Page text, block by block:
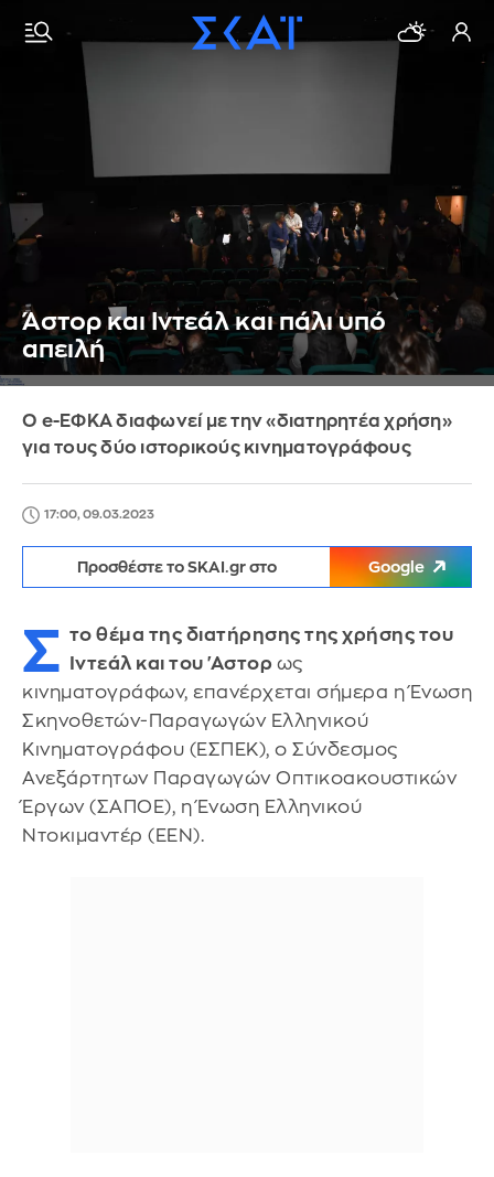
Άστορ και Ιντεάλ και πάλι υπό
απειλή
Ο e-ΕΦΚΑ διαφωνεί με την «διατηρητέα χρήση»
για τους δύο ιστορικούς κινηματογράφους
17:00, 09.03.2023
Προσθέστε το SKAI.gr στο Google
Σ το θέμα της διατήρησης της χρήσης του
Ιντεάλ και του 'Αστορ ως
κινηματογράφων, επανέρχεται σήμερα η Ένωση
Σκηνοθετών-Παραγωγών Ελληνικού
Κινηματογράφου (ΕΣΠΕΚ), ο Σύνδεσμος
Ανεξάρτητων Παραγωγών Οπτικοακουστικών
Έργων (ΣΑΠΟΕ), η Ένωση Ελληνικού
Ντοκιμαντέρ (ΕΕΝ).